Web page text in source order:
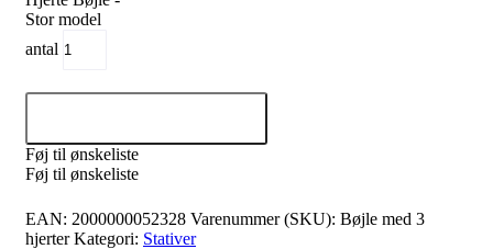
Stor model
antal
Føj til ønskeliste
Føj til ønskeliste
EAN: 2000000052328 Varenummer (SKU): Bøjle med 3
hjerter Kategori: Stativer